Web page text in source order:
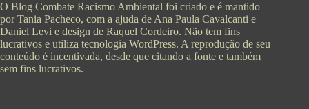
O Blog Combate Racismo Ambiental foi criado e é mantido
por Tania Pacheco, com a ajuda de Ana Paula Cavalcanti e
Daniel Levi e design de Raquel Cordeiro. Não tem fins
lucrativos e utiliza tecnologia WordPress. A reprodução de seu
conteúdo é incentivada, desde que citando a fonte e também
sem fins lucrativos.